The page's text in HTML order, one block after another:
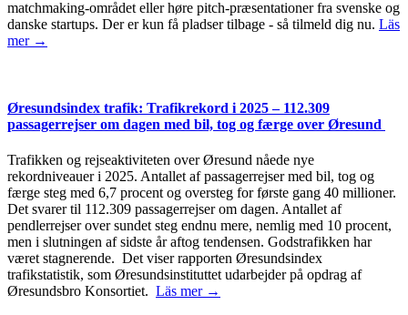
matchmaking-området eller høre pitch-præsentationer fra svenske og
danske startups. Der er kun få pladser tilbage - så tilmeld dig nu. Läs
mer →
Øresundsindex trafik: Trafikrekord i 2025 – 112.309
passagerrejser om dagen med bil, tog og færge over Øresund
Trafikken og rejseaktiviteten over Øresund nåede nye
rekordniveauer i 2025. Antallet af passagerrejser med bil, tog og
færge steg med 6,7 procent og oversteg for første gang 40 millioner.
Det svarer til 112.309 passagerrejser om dagen. Antallet af
pendlerrejser over sundet steg endnu mere, nemlig med 10 procent,
men i slutningen af sidste år aftog tendensen. Godstrafikken har
været stagnerende. Det viser rapporten Øresundsindex
trafikstatistik, som Øresundsinstituttet udarbejder på opdrag af
Øresundsbro Konsortiet. Läs mer →